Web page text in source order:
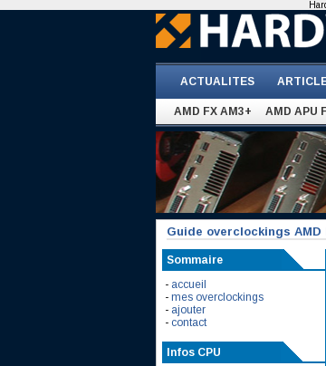
ACTUALITES
AMD FX AM3+ AMD APU
Guide overclockings AMD
Sommaire
- accueil
- mes overclockings
- ajouter
- contact
Infos CPU